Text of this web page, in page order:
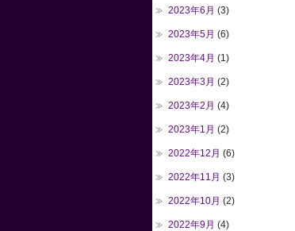
2023年6月 (3)
2023年5月 (6)
2023年4月 (1)
2023年3月 (2)
2023年2月 (4)
2023年1月 (2)
2022年12月 (6)
2022年11月 (3)
2022年10月 (2)
2022年9月 (4)